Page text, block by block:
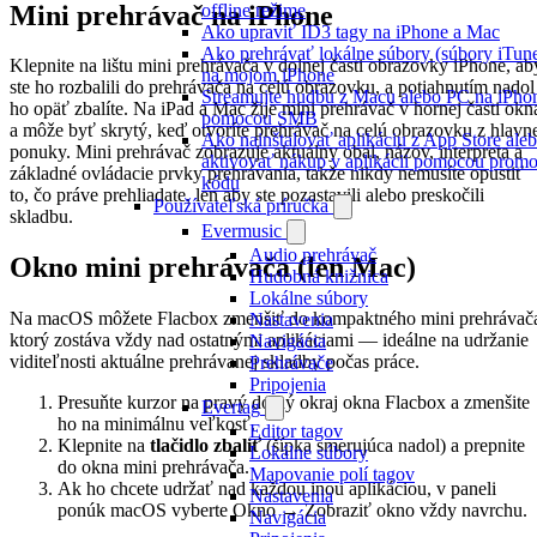
offline režime
Ako upraviť ID3 tagy na iPhone a Mac
Ako prehrávať lokálne súbory (súbory
na mojom iPhone
Streamujte hudbu z Macu alebo PC na
pomocou SMB
Ako nainštalovať aplikáciu z App Store
aktivovať nákup v aplikácii pomocou promo
kódu
Používateľská príručka
Evermusic
Audio prehrávač
Hudobná knižnica
Lokálne súbory
Nastavenia
Navigácia
Prehrávače
Pripojenia
Evertag
Editor tagov
Lokálne súbory
Mapovanie polí tagov
Nastavenia
Navigácia
Mini prehrávač na iPhone
Klepnite na lištu mini prehrávača v dolnej časti obrazovky iPhone,
ste ho rozbalili do prehrávača na celú obrazovku, a potiahnutím nadol
ho opäť zbalíte. Na iPad a Mac žije mini prehrávač v hornej časti
a môže byť skrytý, keď otvoríte prehrávač na celú obrazovku z
ponuky. Mini prehrávač zobrazuje aktuálny obal, názov, interpreta a
základné ovládacie prvky prehrávania, takže nikdy nemusíte opustiť
to, čo práve prehliadate, len aby ste pozastavili alebo preskočili
skladbu.
Okno mini prehrávača (len Mac)
Na macOS môžete Flacbox zmenšiť do kompaktného mini
ktorý zostáva vždy nad ostatnými aplikáciami — ideálne na udržanie
viditeľnosti aktuálne prehrávanej skladby počas práce.
Presuňte kurzor na pravý dolný okraj okna Flacbox a zmenšite
ho na minimálnu veľkosť.
Klepnite na tlačidlo zbaliť(šípka smerujúca nadol) a prepnite
do okna mini prehrávača.
Ak ho chcete udržať nad každou inou aplikáciou, v paneli
ponúk macOS vyberte Okno → Zobraziť okno vždy navrchu.